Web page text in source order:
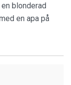
blonderad
en apa på